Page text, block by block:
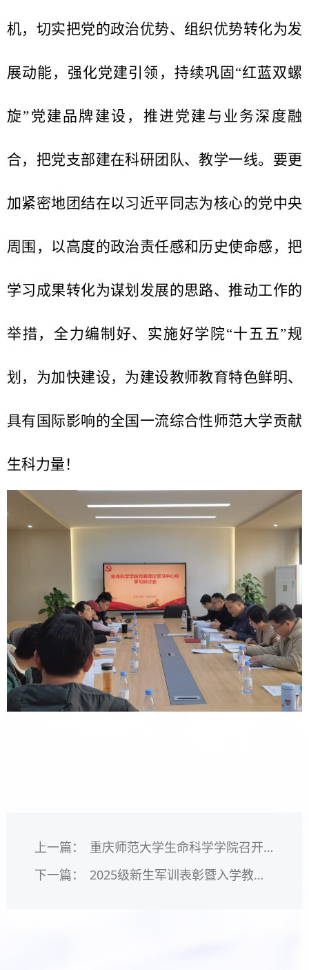
机，切实把党的政治优势、组织优势转化为发
展动能，强化党建引领，持续巩固 “红蓝双螺
旋”党建品牌建设，推进党建与业务深度融
合，把党支部建在科研团队、教学一线。要更
加紧密地团结在以习近平同志为核心的党中央
周围，以高度的政治责任感和历史使命感，把
学习成果转化为谋划发展的思路、推动工作的
举措，全力编制好、实施好学院“十五五”规
划，为加快建设，为建设教师教育特色鲜明、
具有国际影响的全国一流综合性师范大学贡献
生科力量！
上一篇：
重庆师范大学生命科学学院召开第54届团委、学生会第五次干部大会
下一篇：
2025级新生军训表彰暨入学教育第一课：弘扬榜样精神，筑牢学术根基